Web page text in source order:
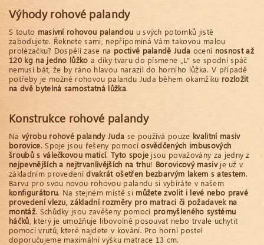
Výhody rohové palandy
S touto masivní rohovou palandou u svých potomků jistě
zabodujete. Řeknete sami, nepřipomíná Vám takovou malou
prolézačku? Dospělí zase na poctivé palandě Juda ocení nosnost až
120 kg na jedno lůžko a díky tvaru do písmene „L“ se spodní spáč
nemusí bát, že by ráno hlavou narazil do horního lůžka. V případě
potřeby je možné rohovou palandu Juda během okamžiku rozložit
na dvě bytelná samostatná lůžka.
Konstrukce rohové palandy
Na výrobu rohové palandy Juda se používá pouze kvalitní masiv
borovice. Spoje jsou řešeny pomocíosvědčených imbusových
šroubů s válečkovou maticí. Tyto spoje jsou považovány za jedny z
nejpevnějších a nejtrvanlivějších na trhu! Borovicový masivje už v
základním provedenídvakrát ošetřen bezbarvým lakem s atestem.
Barvu pro svou novou rohovou palandu si vybíráte v našem
konfigurátoru. Na stejném místě si můžete zvolit i levé nebo pravé
provedení vlezu, základní rozměry pro matraci či požadavek na
montáž. Schůdky jsou zavěšeny pomocí promyšleného systému
háčků , který je umožňuje libovolně posouvat nebo trvale uchytit
pomocí vrutů, které najdete v kování. Pro horní postel
doporučujeme maximální výšku matrace 13 cm.